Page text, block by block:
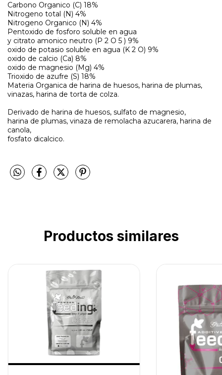
Carbono Organico (C) 18%
Nitrogeno total (N) 4%
Nitrogeno Organico (N) 4%
Pentoxido de fosforo soluble en agua
y citrato amonico neutro (P 2 O 5 ) 9%
oxido de potasio soluble en agua (K 2 O) 9%
oxido de calcio (Ca) 8%
oxido de magnesio (Mg) 4%
Trioxido de azufre (S) 18%
Materia Organica de harina de huesos, harina de plumas,
vinazas, harina de torta de colza.
Derivado de harina de huesos, sulfato de magnesio,
harina de plumas, vinaza de remolacha azucarera, harina de
canola,
fosfato dicalcico.
Productos similares